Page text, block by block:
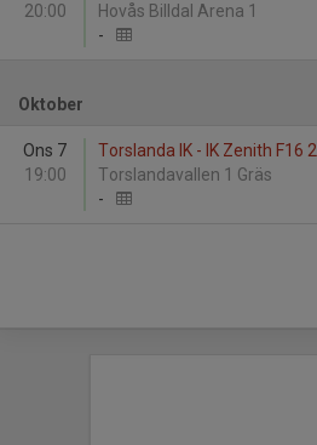
20:00
Hovås Billdal Arena 1
-
Oktober
Ons 7
19:00
Torslanda IK - IK Zenith F16 2
Torslandavallen 1 Gräs
-